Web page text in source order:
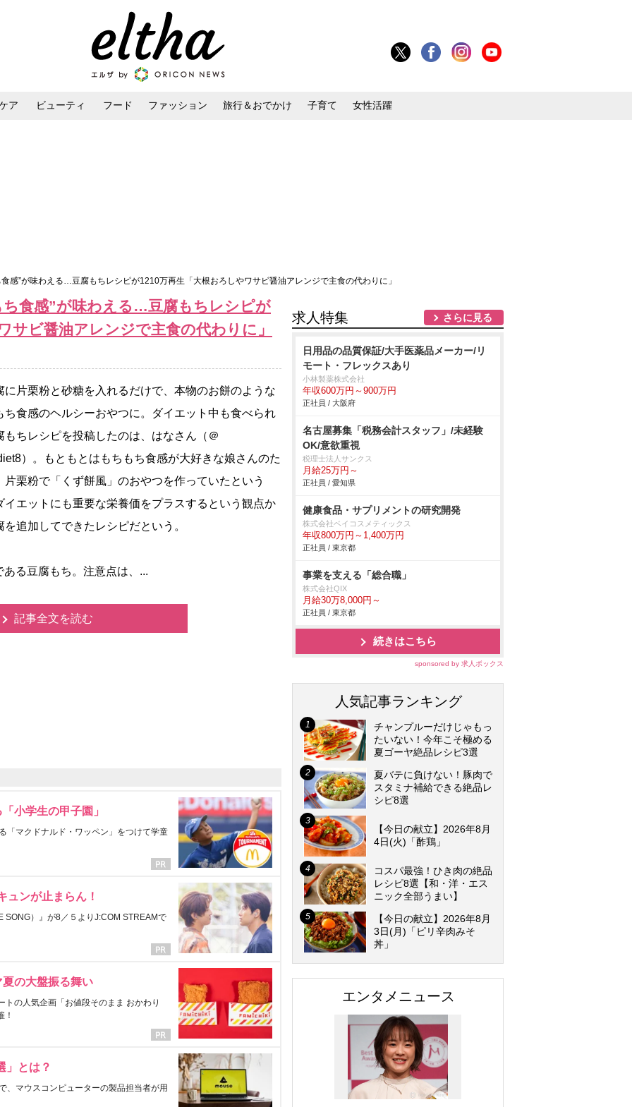
ア ビューティ フード ファッション 旅行＆おでかけ 子育て 女性活躍
感”が味わえる…豆腐もちレシピが1210万再生「大根おろしやワサビ醤油アレンジで主食の代わりに」
食感”が味わえる…豆腐もちレシピが
サビ醤油アレンジで主食の代わりに」
片栗粉と砂糖を入れるだけで、本物のお餅のような
ち食感のヘルシーおやつに。ダイエット中も食べられ
もちレシピを投稿したのは、はなさん（＠
）。もともとはもちもち食感が大好きな娘さんのた
片栗粉で「くず餅風」のおやつを作っていたという
イエットにも重要な栄養価をプラスするという観点か
を追加してできたレシピだという。
る豆腐もち。注意点は、...
記事全文を読む
小学生の甲子園」
「マクドナルド・ワッペン」をつけて学童
ュンが止まらん！
SONG）』が8／５よりJ:COM STREAMで
の大盤振る舞い
の人気企画「お値段そのまま おかわり
！
」とは？
、マウスコンピューターの製品担当者が用
求人特集 さらに見る
日用品の品質保証/大手医薬品メーカー/リ
モート・フレックスあり
小林製薬株式会社
年収600万円～900万円
正社員 / 大阪府
名古屋募集「税務会計スタッフ」/未経験
OK/意欲重視
税理士法人サンクス
月給25万円～
正社員 / 愛知県
健康食品・サプリメントの研究開発
株式会社ベイコスメティックス
年収800万円～1,400万円
正社員 / 東京都
事業を支える「総合職」
株式会社QIX
月給30万8,000円～
正社員 / 東京都
続きはこちら
sponsored by 求人ボックス
人気記事ランキング
チャンプルーだけじゃもっ
たいない！今年こそ極める
夏ゴーヤ絶品レシピ3選
夏バテに負けない！豚肉で
スタミナ補給できる絶品レ
シピ8選
【今日の献立】2026年8月
4日(火)「酢鶏」
コスパ最強！ひき肉の絶品
レシピ8選【和・洋・エス
ニック全部うまい】
【今日の献立】2026年8月
3日(月)「ピリ辛肉みそ
丼」
エンタメニュース